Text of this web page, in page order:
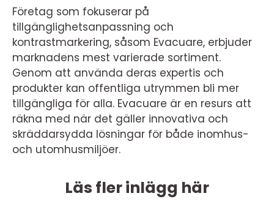
Företag som fokuserar på
tillgänglighetsanpassning och
kontrastmarkering, såsom Evacuare, erbjuder
marknadens mest varierade sortiment.
Genom att använda deras expertis och
produkter kan offentliga utrymmen bli mer
tillgängliga för alla. Evacuare är en resurs att
räkna med när det gäller innovativa och
skräddarsydda lösningar för både inomhus-
och utomhusmiljöer.
Läs fler inlägg här